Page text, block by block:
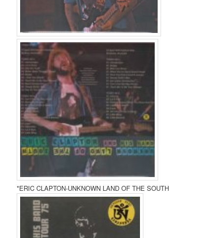
*ERIC CLAPTON-UNKNOWN LAND OF THE SOUTH